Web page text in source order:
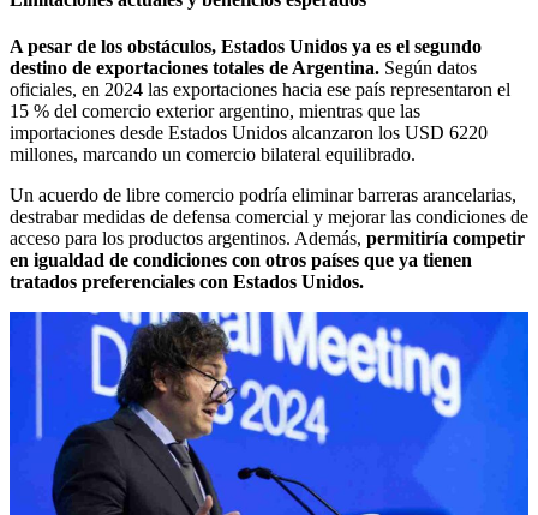
A pesar de los obstáculos, Estados Unidos ya es el segundo
destino de exportaciones totales de Argentina. Según datos
oficiales, en 2024 las exportaciones hacia ese país representaron el
15 % del comercio exterior argentino, mientras que las
importaciones desde Estados Unidos alcanzaron los USD 6220
millones, marcando un comercio bilateral equilibrado.
Un acuerdo de libre comercio podría eliminar barreras arancelarias,
destrabar medidas de defensa comercial y mejorar las condiciones de
acceso para los productos argentinos. Además, permitiría competir
en igualdad de condiciones con otros países que ya tienen
tratados preferenciales con Estados Unidos.